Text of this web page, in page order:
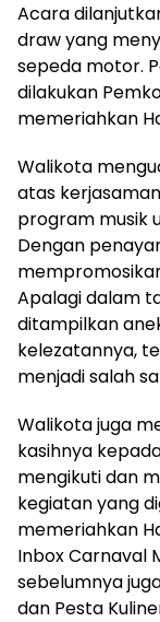
Acara
draw yang
sepeda motor.
dilakukan
memeriahkan
Walikota
atas
program musik
Dengan
Apalagi dalam
ditampilkan
kelezatannya,
menjadi salah
Walikota juga
kasihnya
mengikuti dan
kegiatan yang
memeriahkan
Inbox Carnaval
sebelumnya
dan Pesta